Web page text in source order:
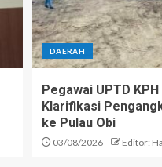
DAERAH
Pegawai UPTD
Klarifikasi
ke Pulau Obi
03/08/2026 Editor: